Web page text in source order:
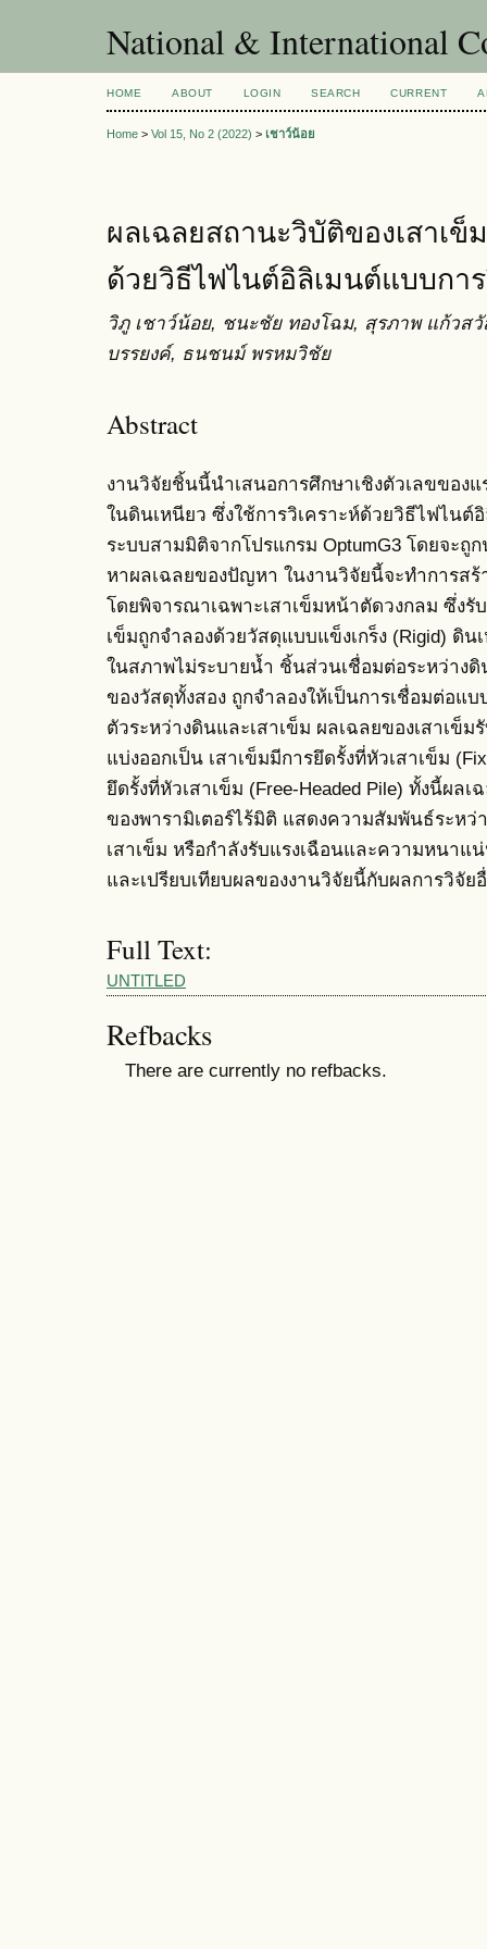
National & International
HOME ABOUT LOGIN SEARCH CURRENT
Home > Vol 15, No 2 (2022) > เชาว์น้อย
ผลเฉลยสถานะวิบัติของเสาเ
ด้วยวิธีไฟไนต์อิลิเมนต์แบบกา
วิภู เชาว์น้อย, ชนะชัย ทองโฉม, สุรภาพ แก้ว
บรรยงค์, ธนชนม์ พรหมวิชัย
Abstract
งานวิจัยชิ้นนี้นำเสนอการศึกษาเชิงตัวเลขของ
ในดินเหนียว ซึ่งใช้การวิเคราะห์ด้วยวิธีไฟไนต์
ระบบสามมิติจากโปรแกรม OptumG3 โดยจะ
หาผลเฉลยของปัญหา ในงานวิจัยนี้จะทำการสร้
โดยพิจารณาเฉพาะเสาเข็มหน้าตัดวงกลม ซึ่งรั
เข็มถูกจำลองด้วยวัสดุแบบแข็งเกร็ง (Rigid) ดิ
ในสภาพไม่ระบายน้ำ ชิ้นส่วนเชื่อมต่อระหว่างดิ
ของวัสดุทั้งสอง ถูกจำลองให้เป็นการเชื่อมต่อแ
ตัวระหว่างดินและเสาเข็ม ผลเฉลยของเสาเข็
แบ่งออกเป็น เสาเข็มมีการยึดรั้งที่หัวเสาเข็ม
ยึดรั้งที่หัวเสาเข็ม (Free-Headed Pile) ทั้งนี้ผล
ของพารามิเตอร์ไร้มิติ แสดงความสัมพันธ์ระห
เสาเข็ม หรือกำลังรับแรงเฉือนและความหนาแ
และเปรียบเทียบผลของงานวิจัยนี้กับผลการวิจัย
Full Text:
UNTITLED
Refbacks
There are currently no refbacks.